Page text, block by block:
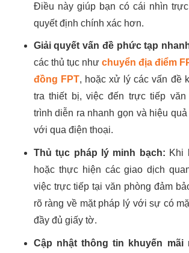
Điều này giúp bạn có cái nhìn
quyết định chính xác hơn.
Giải quyết vấn đề phức tạp
các thủ tục như chuyển địa điểm
đồng FPT, hoặc xử lý các vấn đề
tra thiết bị, việc đến trực tiếp văn
trình diễn ra nhanh gọn và hiệu
với qua điện thoại.
Thủ tục pháp lý minh bạch: Khi
hoặc thực hiện các giao dịch
việc trực tiếp tại văn phòng đảm
rõ ràng về mặt pháp lý với sự có
đầy đủ giấy tờ.
Cập nhật thông tin khuyến mãi